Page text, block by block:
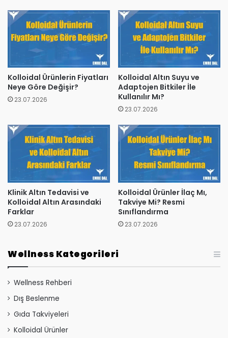
Kolloidal Ürünlerin Fiyatları
Neye Göre Değişir?
23.07.2026
Kolloidal Altın Suyu ve
Adaptojen Bitkiler İle
Kullanılır Mı?
23.07.2026
Klinik Altın Tedavisi ve
Kolloidal Altın Arasındaki
Farklar
23.07.2026
Kolloidal Ürünler İlaç Mı,
Takviye Mi? Resmi
Sınıflandırma
23.07.2026
Wellness Kategorileri
Wellness Rehberi
Dış Beslenme
Gıda Takviyeleri
Kolloidal Ürünler